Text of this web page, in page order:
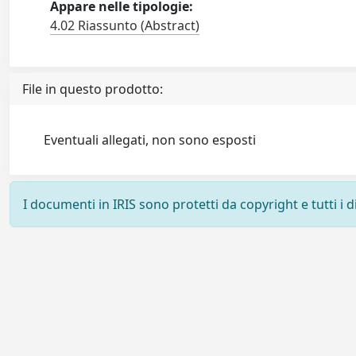
Appare nelle tipologie:
4.02 Riassunto (Abstract)
File in questo prodotto:
Eventuali allegati, non sono esposti
I documenti in IRIS sono protetti da copyright e tutti i